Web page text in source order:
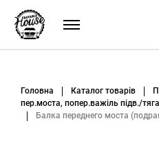
Головна Каталог товарів
пер.моста, попер.важіль підв./тяга
Балка переднего моста